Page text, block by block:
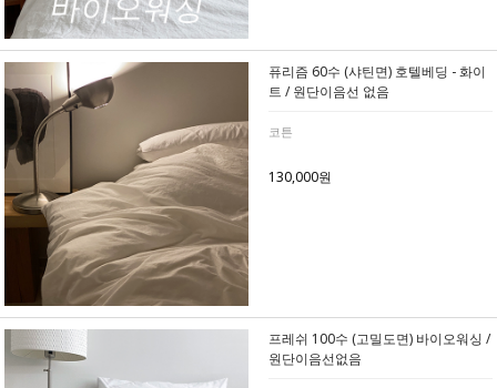
퓨리즘 60수 (샤틴면) 호텔베딩 - 화이
트 / 원단이음선 없음
코튼
130,000원
프레쉬 100수 (고밀도면) 바이오워싱 /
원단이음선없음